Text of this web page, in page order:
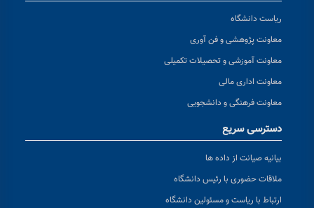
ریاست دانشگاه
معاونت پژوهشی و فن آوری
معاونت آموزشی و تحصیلات تکمیلی
معاونت اداری مالی
معاونت فرهنگی و دانشجویی
دسترسی سریع
بیانیه صیانت از داده ها
ملاقات حضوری با رئیس دانشگاه
ارتباط با ریاست و مسئولین دانشگاه